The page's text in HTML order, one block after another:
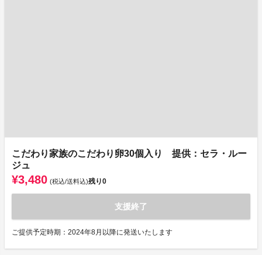
こだわり家族のこだわり卵30個入り 提供：セラ・ルー
ジュ
¥3,480 (税込/送料込)残り0
支援終了
ご提供予定時期：2024年8月以降に発送いたします